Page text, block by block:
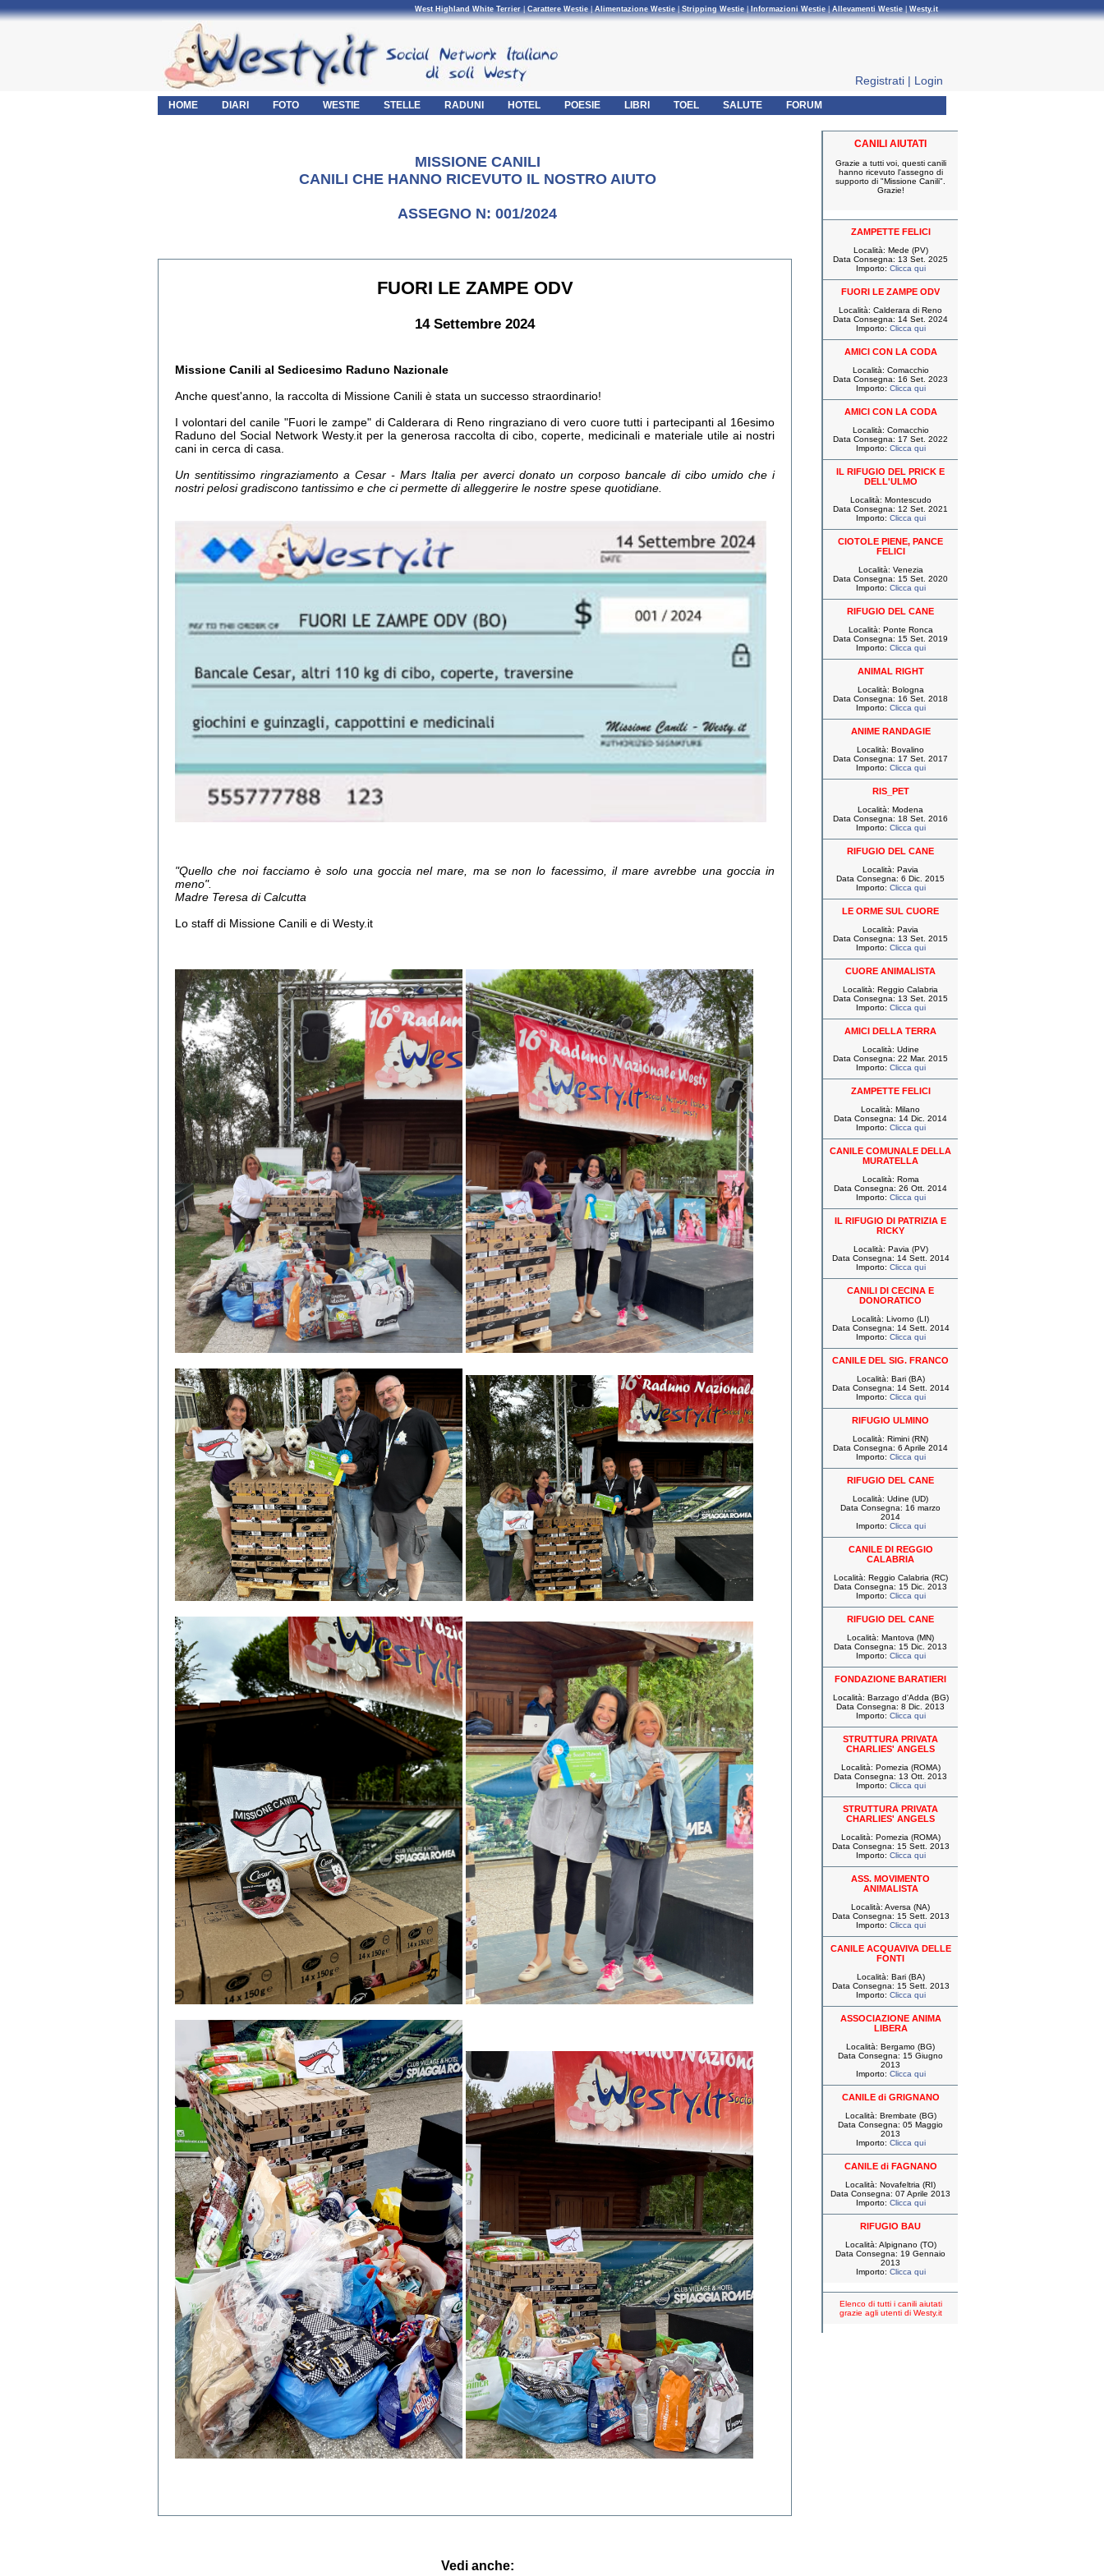
West Highland White Terrier|Carattere Westie|Alimentazione Westie|Stripping Westie| Informazioni Westie|Allevamenti Westie|Westy.it
Registrati | Login
HOME DIARI FOTO WESTIE STELLE RADUNI HOTEL POESIE LIBRI TOEL SALUTE FORUM
MISSIONE CANILI
CANILI CHE HANNO RICEVUTO IL NOSTRO AIUTO
ASSEGNO N: 001/2024
FUORI LE ZAMPE ODV
14 Settembre 2024
Missione Canili al Sedicesimo Raduno Nazionale
Anche quest'anno, la raccolta di Missione Canili è stata un successo straordinario!
I volontari del canile "Fuori le zampe" di Calderara di Reno ringraziano di vero cuore tutti i partecipanti al 16esimo
Raduno del Social Network Westy.it per la generosa raccolta di cibo, coperte, medicinali e materiale utile ai nostri
cani in cerca di casa.
Un sentitissimo ringraziamento a Cesar - Mars Italia per averci donato un corposo bancale di cibo umido che i
nostri pelosi gradiscono tantissimo e che ci permette di alleggerire le nostre spese quotidiane.
"Quello che noi facciamo è solo una goccia nel mare, ma se non lo facessimo, il mare avrebbe una goccia in
meno".
Madre Teresa di Calcutta
Lo staff di Missione Canili e di Westy.it
Vedi anche:
CANILI AIUTATI
Grazie a tutti voi, questi canili
hanno ricevuto l'assegno di
supporto di "Missione Canili".
Grazie!
ZAMPETTE FELICI
Località: Mede (PV)
Data Consegna: 13 Set. 2025
Importo: Clicca qui
FUORI LE ZAMPE ODV
Località: Calderara di Reno
Data Consegna: 14 Set. 2024
Importo: Clicca qui
AMICI CON LA CODA
Località: Comacchio
Data Consegna: 16 Set. 2023
Importo: Clicca qui
AMICI CON LA CODA
Località: Comacchio
Data Consegna: 17 Set. 2022
Importo: Clicca qui
IL RIFUGIO DEL PRICK E
DELL'ULMO
Località: Montescudo
Data Consegna: 12 Set. 2021
Importo: Clicca qui
CIOTOLE PIENE, PANCE
FELICI
Località: Venezia
Data Consegna: 15 Set. 2020
Importo: Clicca qui
RIFUGIO DEL CANE
Località: Ponte Ronca
Data Consegna: 15 Set. 2019
Importo: Clicca qui
ANIMAL RIGHT
Località: Bologna
Data Consegna: 16 Set. 2018
Importo: Clicca qui
ANIME RANDAGIE
Località: Bovalino
Data Consegna: 17 Set. 2017
Importo: Clicca qui
RIS_PET
Località: Modena
Data Consegna: 18 Set. 2016
Importo: Clicca qui
RIFUGIO DEL CANE
Località: Pavia
Data Consegna: 6 Dic. 2015
Importo: Clicca qui
LE ORME SUL CUORE
Località: Pavia
Data Consegna: 13 Set. 2015
Importo: Clicca qui
CUORE ANIMALISTA
Località: Reggio Calabria
Data Consegna: 13 Set. 2015
Importo: Clicca qui
AMICI DELLA TERRA
Località: Udine
Data Consegna: 22 Mar. 2015
Importo: Clicca qui
ZAMPETTE FELICI
Località: Milano
Data Consegna: 14 Dic. 2014
Importo: Clicca qui
CANILE COMUNALE DELLA
MURATELLA
Località: Roma
Data Consegna: 26 Ott. 2014
Importo: Clicca qui
IL RIFUGIO DI PATRIZIA E
RICKY
Località: Pavia (PV)
Data Consegna: 14 Sett. 2014
Importo: Clicca qui
CANILI DI CECINA E
DONORATICO
Località: Livorno (LI)
Data Consegna: 14 Sett. 2014
Importo: Clicca qui
CANILE DEL SIG. FRANCO
Località: Bari (BA)
Data Consegna: 14 Sett. 2014
Importo: Clicca qui
RIFUGIO ULMINO
Località: Rimini (RN)
Data Consegna: 6 Aprile 2014
Importo: Clicca qui
RIFUGIO DEL CANE
Località: Udine (UD)
Data Consegna: 16 marzo
2014
Importo: Clicca qui
CANILE DI REGGIO
CALABRIA
Località: Reggio Calabria (RC)
Data Consegna: 15 Dic. 2013
Importo: Clicca qui
RIFUGIO DEL CANE
Località: Mantova (MN)
Data Consegna: 15 Dic. 2013
Importo: Clicca qui
FONDAZIONE BARATIERI
Località: Barzago d'Adda (BG)
Data Consegna: 8 Dic. 2013
Importo: Clicca qui
STRUTTURA PRIVATA
CHARLIES' ANGELS
Località: Pomezia (ROMA)
Data Consegna: 13 Ott. 2013
Importo: Clicca qui
STRUTTURA PRIVATA
CHARLIES' ANGELS
Località: Pomezia (ROMA)
Data Consegna: 15 Sett. 2013
Importo: Clicca qui
ASS. MOVIMENTO
ANIMALISTA
Località: Aversa (NA)
Data Consegna: 15 Sett. 2013
Importo: Clicca qui
CANILE ACQUAVIVA DELLE
FONTI
Località: Bari (BA)
Data Consegna: 15 Sett. 2013
Importo: Clicca qui
ASSOCIAZIONE ANIMA
LIBERA
Località: Bergamo (BG)
Data Consegna: 15 Giugno
2013
Importo: Clicca qui
CANILE di GRIGNANO
Località: Brembate (BG)
Data Consegna: 05 Maggio
2013
Importo: Clicca qui
CANILE di FAGNANO
Località: Novafeltria (RI)
Data Consegna: 07 Aprile 2013
Importo: Clicca qui
RIFUGIO BAU
Località: Alpignano (TO)
Data Consegna: 19 Gennaio
2013
Importo: Clicca qui
Elenco di tutti i canili aiutati
grazie agli utenti di Westy.it